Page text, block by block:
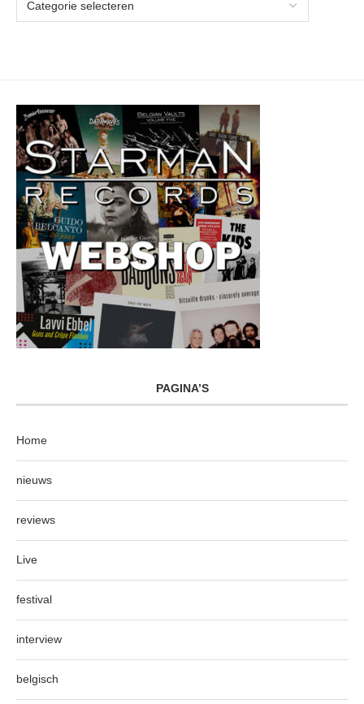
PAGINA’S
Home
nieuws
reviews
Live
festival
interview
belgisch